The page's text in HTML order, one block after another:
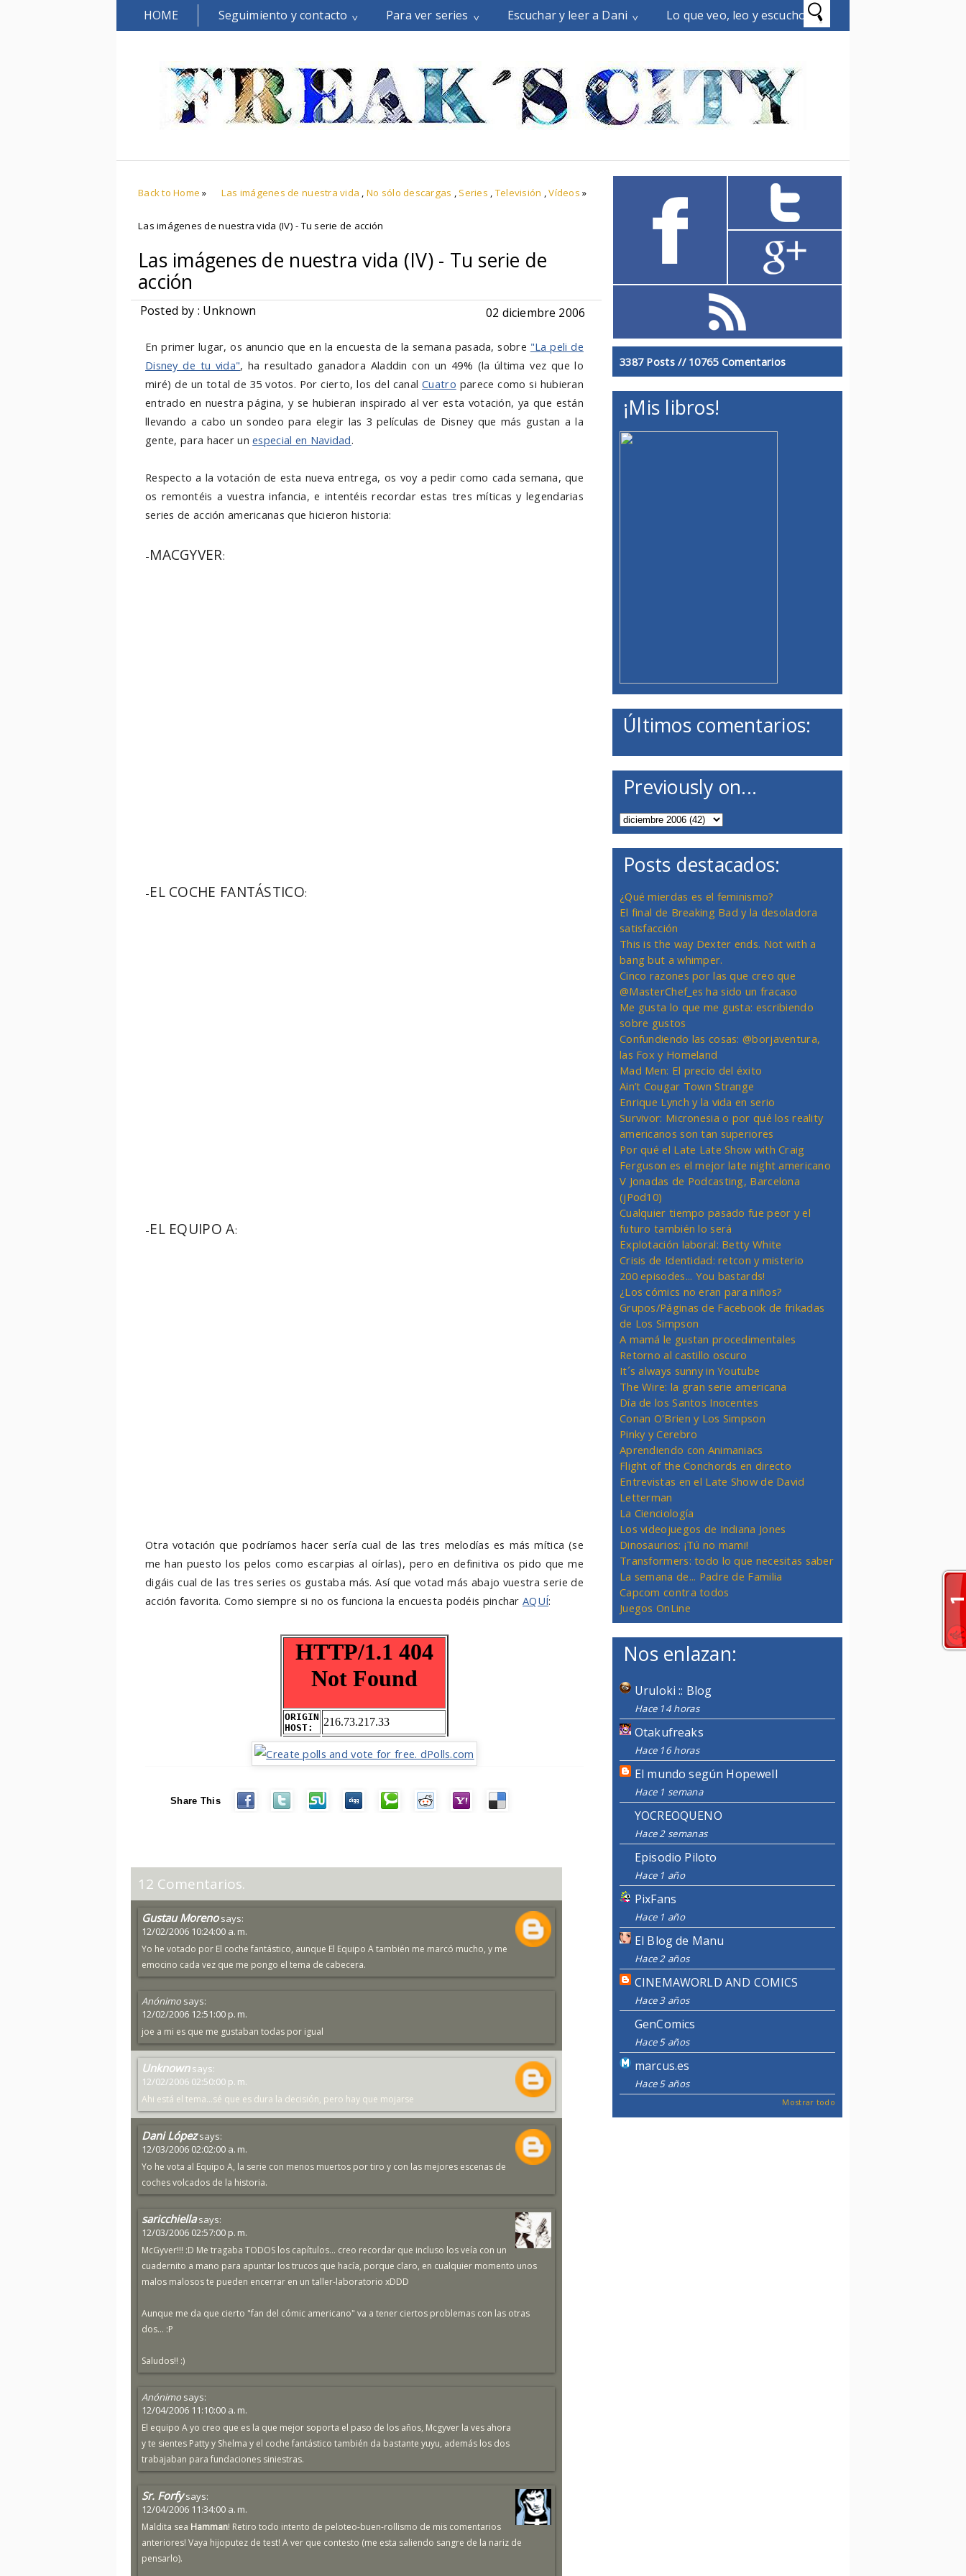
HOME Seguimiento y contacto Para ver series Escuchar y leer a Dani Lo que veo, leo y escucho
Back to Home » Las imágenes de nuestra vida ,No sólo descargas , Series ,Televisión ,Vídeos »
Las imágenes de nuestra vida (IV) - Tu serie de acción
Las imágenes de nuestra vida (IV) - Tu serie de
acción
Posted by : Unknown 02 diciembre 2006
En primer lugar, os anuncio que en la encuesta de la semana pasada, sobre "La peli de
Disney de tu vida", ha resultado ganadora Aladdin con un 49% (la última vez que lo
miré) de un total de 35 votos. Por cierto, los del canalCuatro parece como si hubieran
entrado en nuestra página, y se hubieran inspirado al ver esta votación, ya que están
llevando a cabo un sondeo para elegir las 3 películas de Disney que más gustan a la
gente, para hacer unespecial en Navidad.
Respecto a la votación de esta nueva entrega, os voy a pedir como cada semana, que
os remontéis a vuestra infancia, e intentéis recordar estas tres míticas y legendarias
series de acción americanas que hicieron historia:
-MACGYVER:
-EL COCHE FANTÁSTICO:
-EL EQUIPO A:
Otra votación que podríamos hacer sería cual de las tres melodías es más mítica (se
me han puesto los pelos como escarpias al oírlas), pero en definitiva os pido que me
digáis cual de las tres series os gustaba más. Así que votad más abajo vuestra serie de
acción favorita. Como siempre si no os funciona la encuesta podéis pincharAQUÍ:
Share This
12 Comentarios.
Gustau Moreno says:
12/02/2006 10:24:00 a. m.
Yo he votado por El coche fantástico, aunque El Equipo A también me marcó mucho, y me
emocino cada vez que me pongo el tema de cabecera.
Anónimo says:
12/02/2006 12:51:00 p. m.
joe a mi es que me gustaban todas por igual
Unknown says:
12/02/2006 02:50:00 p. m.
Ahi está el tema...sé que es dura la decisión, pero hay que mojarse
Dani López says:
12/03/2006 02:02:00 a. m.
Yo he vota al Equipo A, la serie con menos muertos por tiro y con las mejores escenas de
coches volcados de la historia.
saricchiella says:
12/03/2006 02:57:00 p. m.
McGyver!!! :D Me tragaba TODOS los capítulos... creo recordar que incluso los veía con un
cuadernito a mano para apuntar los trucos que hacía, porque claro, en cualquier momento unos
malos malosos te pueden encerrar en un taller-laboratorio xDDD
Aunque me da que cierto "fan del cómic americano" va a tener ciertos problemas con las otras
dos... :P
Saludos!! :)
Anónimo says:
12/04/2006 11:10:00 a. m.
El equipo A yo creo que es la que mejor soporta el paso de los años, Mcgyver la ves ahora
y te sientes Patty y Shelma y el coche fantástico también da bastante yuyu, además los dos
trabajaban para fundaciones siniestras.
Sr. Forfy says:
12/04/2006 11:34:00 a. m.
Maldita sea Hamman! Retiro todo intento de peloteo-buen-rollismo de mis comentarios
anteriores! Vaya hijoputez de test! A ver que contesto (me esta saliendo sangre de la nariz de
pensarlo).
3387 Posts // 10765 Comentarios
¡Mis libros!
Últimos comentarios:
Previously on...
Posts destacados:
¿Qué mierdas es el feminismo?
El final de Breaking Bad y la desoladora
satisfacción
This is the way Dexter ends. Not with a
bang but a whimper.
Cinco razones por las que creo que
@MasterChef_es ha sido un fracaso
Me gusta lo que me gusta: escribiendo
sobre gustos
Confundiendo las cosas: @borjaventura,
las Fox y Homeland
Mad Men: El precio del éxito
Ain’t Cougar Town Strange
Enrique Lynch y la vida en serio
Survivor: Micronesia o por qué los reality
americanos son tan superiores
Por qué el Late Late Show with Craig
Ferguson es el mejor late night americano
V Jonadas de Podcasting, Barcelona
(jPod10)
Cualquier tiempo pasado fue peor y el
futuro también lo será
Explotación laboral: Betty White
Crisis de Identidad: retcon y misterio
200 episodes... You bastards!
¿Los cómics no eran para niños?
Grupos/Páginas de Facebook de frikadas
de Los Simpson
A mamá le gustan procedimentales
Retorno al castillo oscuro
It´s always sunny in Youtube
The Wire: la gran serie americana
Día de los Santos Inocentes
Conan O'Brien y Los Simpson
Pinky y Cerebro
Aprendiendo con Animaniacs
Flight of the Conchords en directo
Entrevistas en el Late Show de David
Letterman
La Cienciología
Los videojuegos de Indiana Jones
Dinosaurios: ¡Tú no mami!
Transformers: todo lo que necesitas saber
La semana de... Padre de Familia
Capcom contra todos
Juegos OnLine
Nos enlazan:
Uruloki :: Blog
Hace 14 horas
Otakufreaks
Hace 16 horas
El mundo según Hopewell
Hace 1 semana
YOCREOQUENO
Hace 2 semanas
Episodio Piloto
Hace 1 año
PixFans
Hace 1 año
El Blog de Manu
Hace 2 años
CINEMAWORLD AND COMICS
Hace 3 años
GenComics
Hace 5 años
marcus.es
Hace 5 años
Mostrar todo